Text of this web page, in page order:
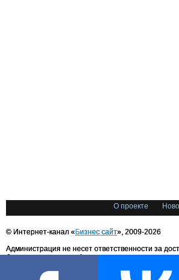
О проекте
© Интернет-канал «Бизнес сайт», 2009-2026
Администрация не несет ответственности за
блоггерами портала. Администрация не
Все права на любые материалы, опубликованные на